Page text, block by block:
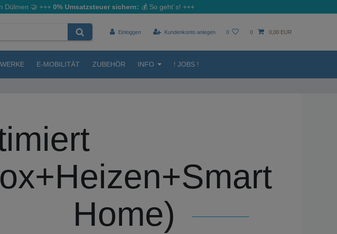
Dülmen 🤝 +++ 0% Umsatzsteuer sichern: 💰 So geht´s! +++
Einloggen Kundenkonto anlegen 0 0 0,00 EUR
E-MOBILITÄT ZUBEHÖR INFO ! JOBS !
Home)